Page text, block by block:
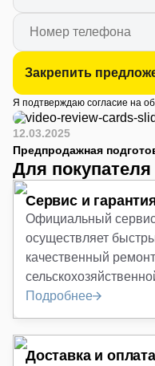
Да
Закрепить
Я подтверждаю согласие на
12.03.2025
Предпродажная
Для покупателя
Сервис и
Официальный
осуществляет
качественный ремонт
Подробнее
Доставка и оплата